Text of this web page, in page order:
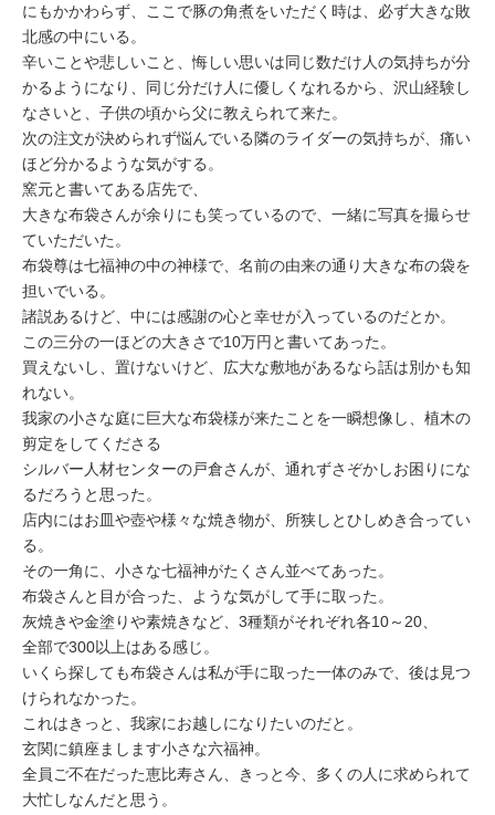
にもかかわらず、ここで豚の角煮をいただく時は、必ず大きな敗
北感の中にいる。
辛いことや悲しいこと、悔しい思いは同じ数だけ人の気持ちが分
かるようになり、同じ分だけ人に優しくなれるから、沢山経験し
なさいと、子供の頃から父に教えられて来た。
次の注文が決められず悩んでいる隣のライダーの気持ちが、痛い
ほど分かるような気がする。
窯元と書いてある店先で、
大きな布袋さんが余りにも笑っているので、一緒に写真を撮らせ
ていただいた。
布袋尊は七福神の中の神様で、名前の由来の通り大きな布の袋を
担いでいる。
諸説あるけど、中には感謝の心と幸せが入っているのだとか。
この三分の一ほどの大きさで10万円と書いてあった。
買えないし、置けないけど、広大な敷地があるなら話は別かも知
れない。
我家の小さな庭に巨大な布袋様が来たことを一瞬想像し、植木の
剪定をしてくださる
シルバー人材センターの戸倉さんが、通れずさぞかしお困りにな
るだろうと思った。
店内にはお皿や壺や様々な焼き物が、所狭しとひしめき合ってい
る。
その一角に、小さな七福神がたくさん並べてあった。
布袋さんと目が合った、ような気がして手に取った。
灰焼きや金塗りや素焼きなど、3種類がそれぞれ各10～20、
全部で300以上はある感じ。
いくら探しても布袋さんは私が手に取った一体のみで、後は見つ
けられなかった。
これはきっと、我家にお越しになりたいのだと。
玄関に鎮座まします小さな六福神。
全員ご不在だった恵比寿さん、きっと今、多くの人に求められて
大忙しなんだと思う。